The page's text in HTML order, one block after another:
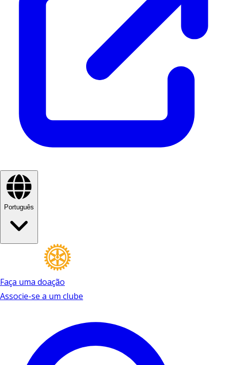
Português
Faça uma doação
Associe-se a um clube